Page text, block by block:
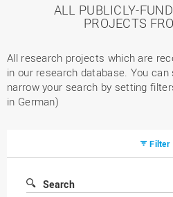
ALL PUBLICLY-
PROJECTS
All research projects which are
in our research database. You
narrow your search by setting
in German)
Filter
Search